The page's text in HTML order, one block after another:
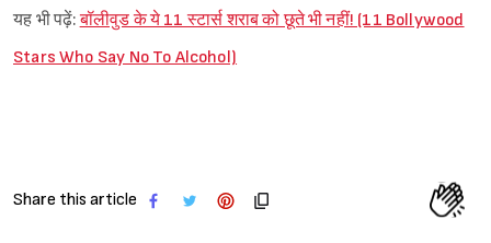
यह भी पढ़ें:बॉलीवुड के ये 11 स्टार्स शराब को छूते भी नहीं! (11 Bollywood
Stars Who Say No To Alcohol)
Share this article